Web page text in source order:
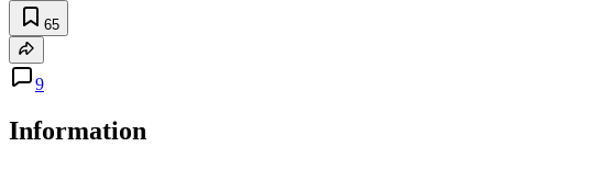
65
9
Information